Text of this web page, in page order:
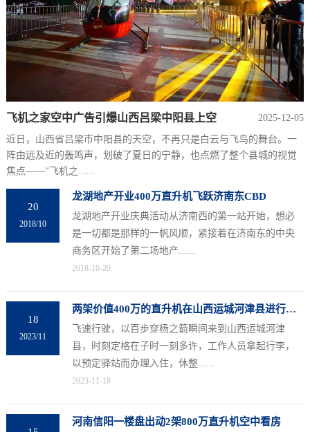
飞机之家空中广告引爆山西吕梁中阳县上空 2025-12-05
近日，山西省吕梁市中阳县的天空，不再只是白云与飞鸟的舞台。一
阵由远及近的轰鸣声，划破了夏日的宁静，也点燃了整个县城的视觉
焦点——“飞机之......
20
2018/10
龙湖地产开业400万直升机飞跃济南东CBD
龙湖地产开业庆典活动从济南西的第一站开始，想必
是一切都是那样的一帆风顺，紧接着在济南东的中央
商务区开始了第二场地产......
2018-10-20
18
2023/11
两架价值400万的直升机在山西运城河津县进行静态展览
飞速行驶，以百步穿杨之箭瞬间来到山西运城河津
县，时刻定格在子时一刻多许，工作人员拿起行李，
以预定驿站而办理入住，休整......
2023-11-18
河南信阳一楼盘出动2架800万直升机空中看房